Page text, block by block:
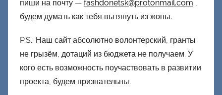
пиши на почту — fashdonetsk@protonmail.com
будем думать как тебя вытянуть из жопы.
P.S.: Наш сайт абсолютно волонтерский, гранты
не грызём, дотаций из бюджета не получаем. У
кого есть возможность поучаствовать в развитии
проекта, будем признательны.